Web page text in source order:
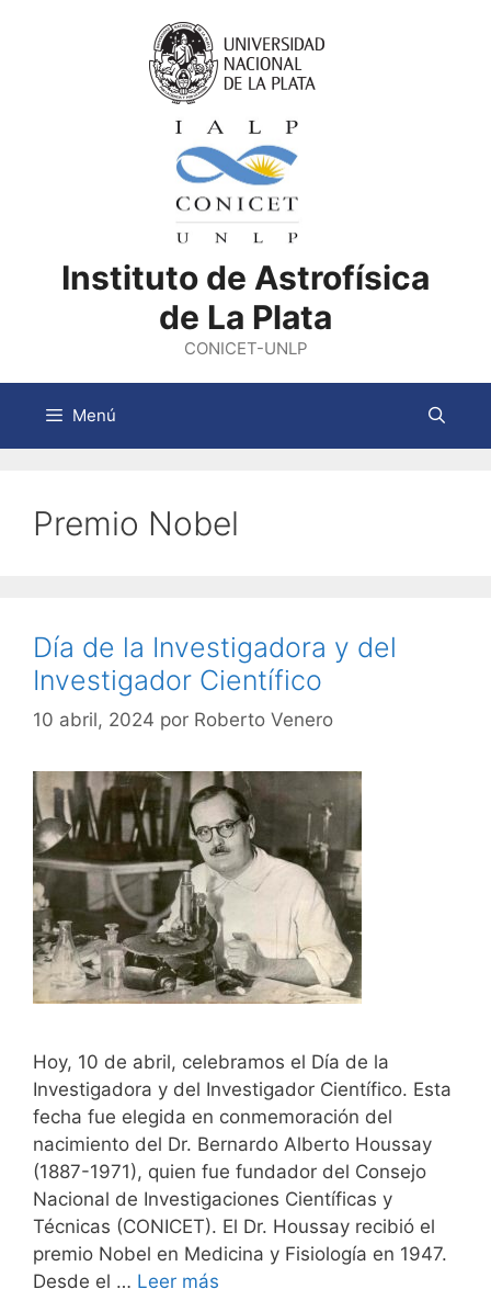
Instituto de Astrofísica
de La Plata
CONICET-UNLP
Menú
Premio Nobel
Día de la Investigadora y del
Investigador Científico
10 abril, 2024 por Roberto Venero
Hoy, 10 de abril, celebramos el Día de la
Investigadora y del Investigador Científico. Esta
fecha fue elegida en conmemoración del
nacimiento del Dr. Bernardo Alberto Houssay
(1887-1971), quien fue fundador del Consejo
Nacional de Investigaciones Científicas y
Técnicas (CONICET). El Dr. Houssay recibió el
premio Nobel en Medicina y Fisiología en 1947.
Desde el … Leer más